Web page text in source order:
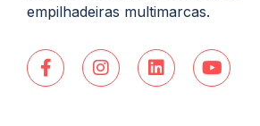
empilhadeiras multimarcas.